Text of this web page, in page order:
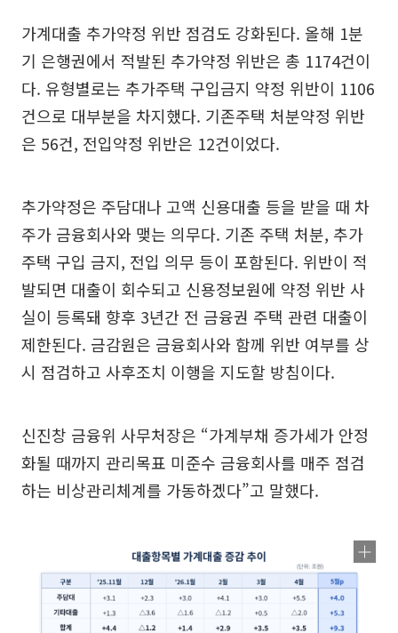
가계대출 추가약정 위반 점검도 강화된다. 올해 1분
기 은행권에서 적발된 추가약정 위반은 총 1174건이
다. 유형별로는 추가주택 구입금지 약정 위반이 1106
건으로 대부분을 차지했다. 기존주택 처분약정 위반
은 56건, 전입약정 위반은 12건이었다.
추가약정은 주담대나 고액 신용대출 등을 받을 때 차
주가 금융회사와 맺는 의무다. 기존 주택 처분, 추가
주택 구입 금지, 전입 의무 등이 포함된다. 위반이 적
발되면 대출이 회수되고 신용정보원에 약정 위반 사
실이 등록돼 향후 3년간 전 금융권 주택 관련 대출이
제한된다. 금감원은 금융회사와 함께 위반 여부를 상
시 점검하고 사후조치 이행을 지도할 방침이다.
신진창 금융위 사무처장은 “가계부채 증가세가 안정
화될 때까지 관리목표 미준수 금융회사를 매주 점검
하는 비상관리체계를 가동하겠다”고 말했다.